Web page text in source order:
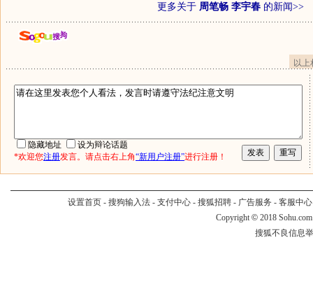
更多关于 周笔畅 李宇春 的新闻>>
以
隐藏地址
设为辩论话题
*欢迎您注册发言。请点击右上角“新用户注册”进行注册！
设置首页- 搜狗输入法- 支付中心- 搜狐招聘- 广告服务 - 客服中心
Copyright © 2018
搜狐不良信息